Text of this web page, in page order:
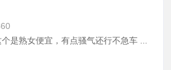
是熟女便宜，有点骚气还行不急车 ...